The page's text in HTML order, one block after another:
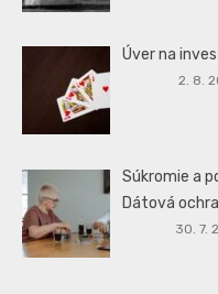
Úver na
2. 8.
Súkromie a
Dátová
30. 7.